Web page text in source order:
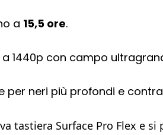
a 15,5 ore.
1440p con campo
per neri più profondi e
tastiera Surface Pro Flex e